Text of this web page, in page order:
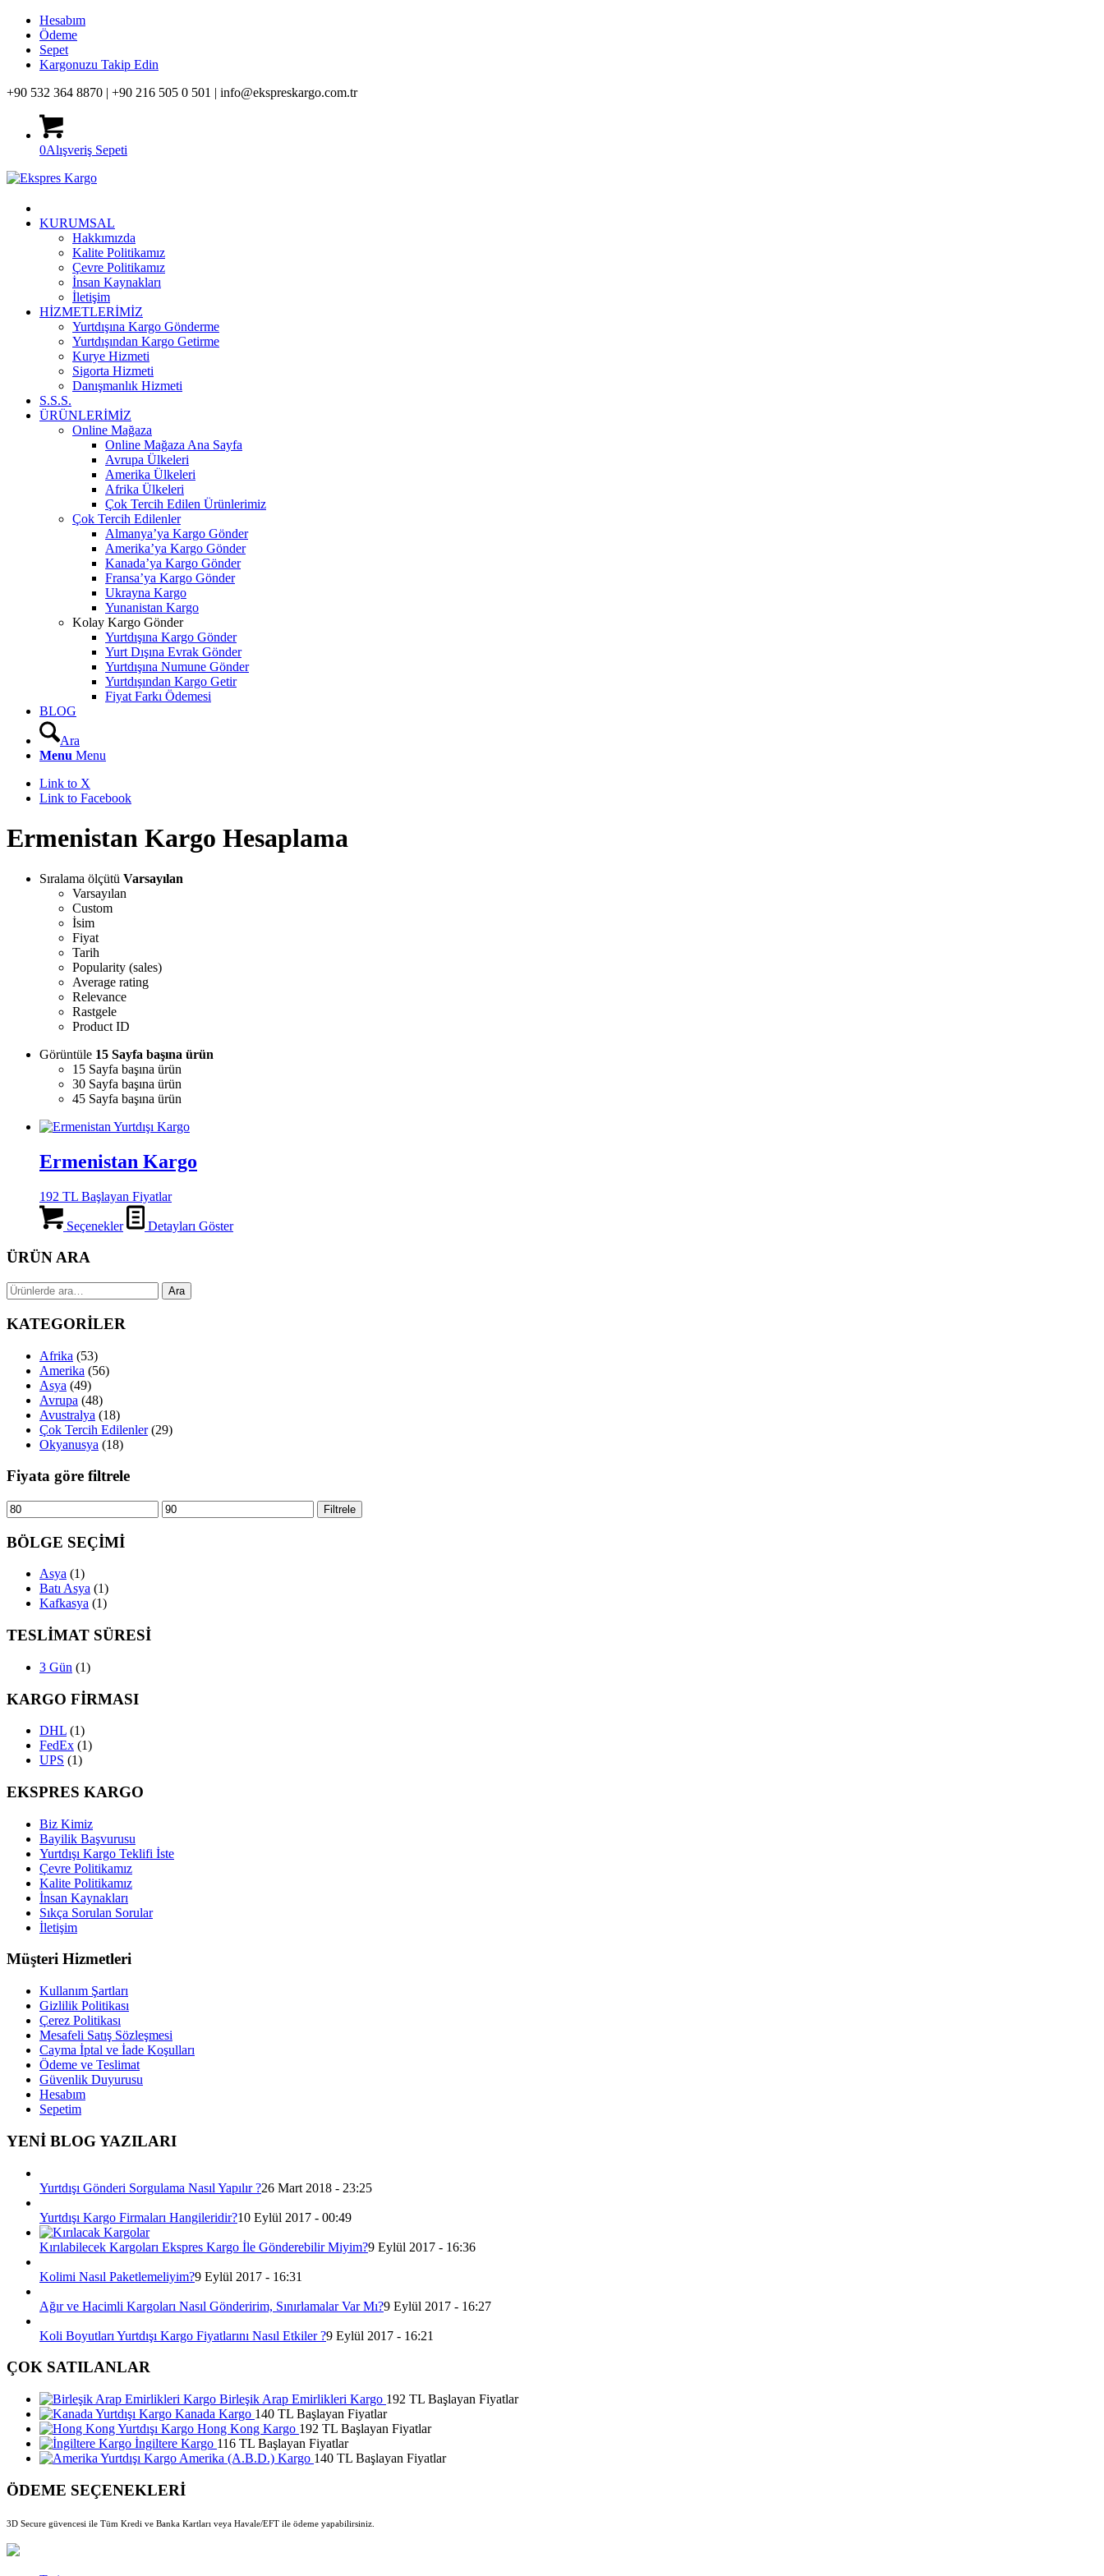
Hesabım
Ödeme
Sepet
Kargonuzu Takip Edin
+90 532 364 8870 | +90 216 505 0 501 | info@ekspreskargo.com.tr
0Alışveriş Sepeti
KURUMSAL
Hakkımızda
Kalite Politikamız
Çevre Politikamız
İnsan Kaynakları
İletişim
HİZMETLERİMİZ
Yurtdışına Kargo Gönderme
Yurtdışından Kargo Getirme
Kurye Hizmeti
Sigorta Hizmeti
Danışmanlık Hizmeti
S.S.S.
ÜRÜNLERİMİZ
Online Mağaza
Online Mağaza Ana Sayfa
Avrupa Ülkeleri
Amerika Ülkeleri
Afrika Ülkeleri
Çok Tercih Edilen Ürünlerimiz
Çok Tercih Edilenler
Almanya’ya Kargo Gönder
Amerika’ya Kargo Gönder
Kanada’ya Kargo Gönder
Fransa’ya Kargo Gönder
Ukrayna Kargo
Yunanistan Kargo
Kolay Kargo Gönder
Yurtdışına Kargo Gönder
Yurt Dışına Evrak Gönder
Yurtdışına Numune Gönder
Yurtdışından Kargo Getir
Fiyat Farkı Ödemesi
BLOG
Ara
Menu Menu
Link to X
Link to Facebook
Ermenistan Kargo Hesaplama
Sıralama ölçütü Varsayılan
Varsayılan
Custom
İsim
Fiyat
Tarih
Popularity (sales)
Average rating
Relevance
Rastgele
Product ID
Görüntüle 15 Sayfa başına ürün
15 Sayfa başına ürün
30 Sayfa başına ürün
45 Sayfa başına ürün
Ermenistan Kargo
192 TL Başlayan Fiyatlar
Seçenekler Detayları Göster
ÜRÜN ARA
Ara: Ara
KATEGORİLER
Afrika (53)
Amerika (56)
Asya (49)
Avrupa (48)
Avustralya (18)
Çok Tercih Edilenler (29)
Okyanusya (18)
Fiyata göre filtrele
En
düşük
fiyat
En
yüksek
Filtrele
BÖLGE SEÇİMİ
Asya (1)
Batı Asya (1)
Kafkasya (1)
TESLİMAT SÜRESİ
3 Gün (1)
KARGO FİRMASI
DHL (1)
FedEx (1)
UPS (1)
EKSPRES KARGO
Biz Kimiz
Bayilik Başvurusu
Yurtdışı Kargo Teklifi İste
Çevre Politikamız
Kalite Politikamız
İnsan Kaynakları
Sıkça Sorulan Sorular
İletişim
Müşteri Hizmetleri
Kullanım Şartları
Gizlilik Politikası
Çerez Politikası
Mesafeli Satış Sözleşmesi
Cayma İptal ve İade Koşulları
Ödeme ve Teslimat
Güvenlik Duyurusu
Hesabım
Sepetim
YENİ BLOG YAZILARI
Yurtdışı Gönderi Sorgulama Nasıl Yapılır ?26 Mart 2018 - 23:25
Yurtdışı Kargo Firmaları Hangileridir?10 Eylül 2017 - 00:49
Kırılabilecek Kargoları Ekspres Kargo İle Gönderebilir Miyim?9 Eylül 2017 - 16:36
Kolimi Nasıl Paketlemeliyim?9 Eylül 2017 - 16:31
Ağır ve Hacimli Kargoları Nasıl Gönderirim, Sınırlamalar Var Mı?9 Eylül 2017 - 16:27
Koli Boyutları Yurtdışı Kargo Fiyatlarını Nasıl Etkiler ?9 Eylül 2017 - 16:21
ÇOK SATILANLAR
Birleşik Arap Emirlikleri Kargo 192 TL Başlayan Fiyatlar
Kanada Kargo 140 TL Başlayan Fiyatlar
Hong Kong Kargo 192 TL Başlayan Fiyatlar
İngiltere Kargo 116 TL Başlayan Fiyatlar
Amerika (A.B.D.) Kargo 140 TL Başlayan Fiyatlar
ÖDEME SEÇENEKLERİ
3D Secure güvencesi ile Tüm Kredi ve Banka Kartları veya Havale/EFT ile ödeme yapabilirsiniz.